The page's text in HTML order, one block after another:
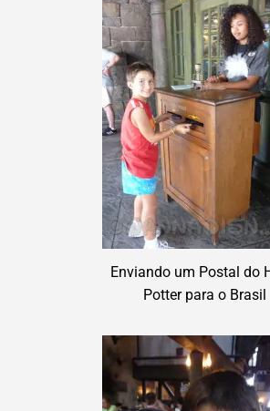
Enviando um Postal do
Potter para o Brasil